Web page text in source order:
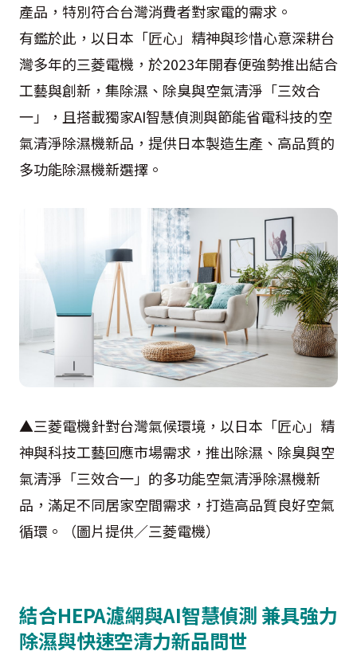
產品，特別符合台灣消費者對家電的需求。
有鑑於此，以日本「匠心」精神與珍惜心意深耕台
灣多年的三菱電機，於2023年開春便強勢推出結合
工藝與創新，集除濕、除臭與空氣清淨「三效合
一」，且搭載獨家AI智慧偵測與節能省電科技的空
氣清淨除濕機新品，提供日本製造生產、高品質的
多功能除濕機新選擇。
▲三菱電機針對台灣氣候環境，以日本「匠心」精
神與科技工藝回應市場需求，推出除濕、除臭與空
氣清淨「三效合一」的多功能空氣清淨除濕機新
品，滿足不同居家空間需求，打造高品質良好空氣
循環。（圖片提供／三菱電機）
結合HEPA濾網與AI智慧偵測 兼具強力
除濕與快速空清力新品問世